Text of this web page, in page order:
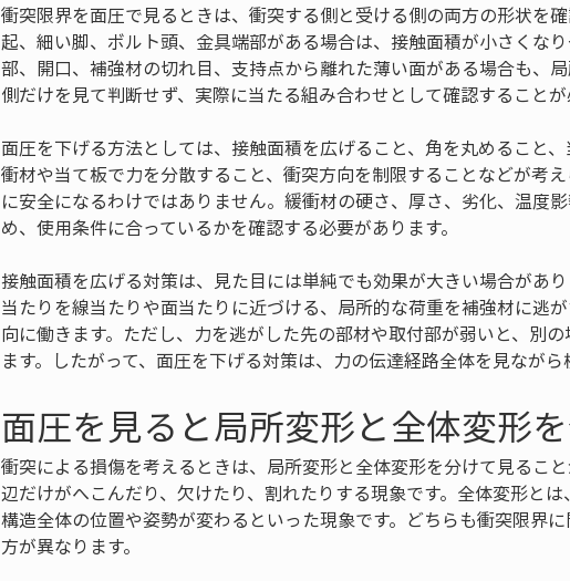
衝突限界を面圧で見るときは、衝突する側と受ける側の両方の形状を
起、細い脚、ボルト頭、金具端部がある場合は、接触面積が小さくな
部、開口、補強材の切れ目、支持点から離れた薄い面がある場合も、
側だけを見て判断せず、実際に当たる組み合わせとして確認することが
面圧を下げる方法としては、接触面積を広げること、角を丸めること
衝材や当て板で力を分散すること、衝突方向を制限することなどが考
に安全になるわけではありません。緩衝材の硬さ、厚さ、劣化、温度
め、使用条件に合っているかを確認する必要があります。
接触面積を広げる対策は、見た目には単純でも効果が大きい場合があ
当たりを線当たりや面当たりに近づける、局所的な荷重を補強材に逃
向に働きます。ただし、力を逃がした先の部材や取付部が弱いと、別
ます。したがって、面圧を下げる対策は、力の伝達経路全体を見ながら
面圧を見ると局所変形と全体変形
衝突による損傷を考えるときは、局所変形と全体変形を分けて見るこ
辺だけがへこんだり、欠けたり、割れたりする現象です。全体変形とは
構造全体の位置や姿勢が変わるといった現象です。どちらも衝突限界
方が異なります。